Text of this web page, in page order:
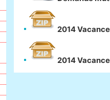
2014
2014